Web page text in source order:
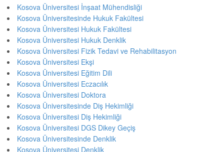
Kosova Üniversitesi İnşaat Mühendisliği
Kosova Üniversitesinde Hukuk Fakültesi
Kosova Üniversitesi Hukuk Fakültesi
Kosova Üniversitesi Hukuk Denklik
Kosova Üniversitesi Fizik Tedavi ve Rehabilitasyon
Kosova Üniversitesi Ekşi
Kosova Üniversitesi Eğitim Dili
Kosova Üniversitesi Eczacılık
Kosova Üniversitesi Doktora
Kosova Üniversitesinde Diş Hekimliği
Kosova Üniversitesi Diş Hekimliği
Kosova Üniversitesi DGS Dikey Geçiş
Kosova Üniversitesinde Denklik
Kosova Üniversitesi Denklik